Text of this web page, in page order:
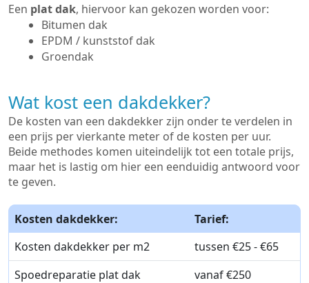
Een plat dak, hiervoor kan gekozen worden voor:
Bitumen dak
EPDM / kunststof dak
Groendak
Wat kost een dakdekker?
De kosten van een dakdekker zijn onder te verdelen in
een prijs per vierkante meter of de kosten per uur.
Beide methodes komen uiteindelijk tot een totale prijs,
maar het is lastig om hier een eenduidig antwoord voor
te geven.
Kosten dakdekker:
Tarief:
Kosten dakdekker per m2
tussen €25 - €65
Spoedreparatie plat dak
vanaf €250